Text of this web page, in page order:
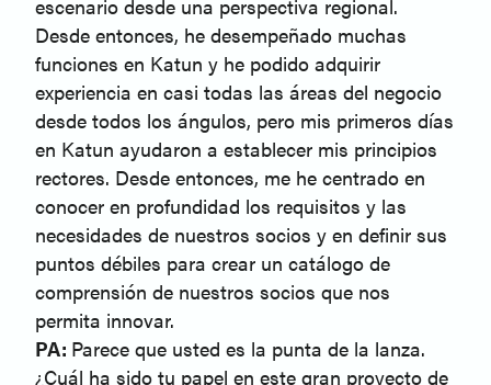
escenario desde una perspectiva regional.
Desde entonces, he desempeñado muchas
funciones en Katun y he podido adquirir
experiencia en casi todas las áreas del negocio
desde todos los ángulos, pero mis primeros días
en Katun ayudaron a establecer mis principios
rectores. Desde entonces, me he centrado en
conocer en profundidad los requisitos y las
necesidades de nuestros socios y en definir sus
puntos débiles para crear un catálogo de
comprensión de nuestros socios que nos
permita innovar.
PA: Parece que usted es la punta de la lanza.
¿Cuál ha sido tu papel en este gran proyecto de